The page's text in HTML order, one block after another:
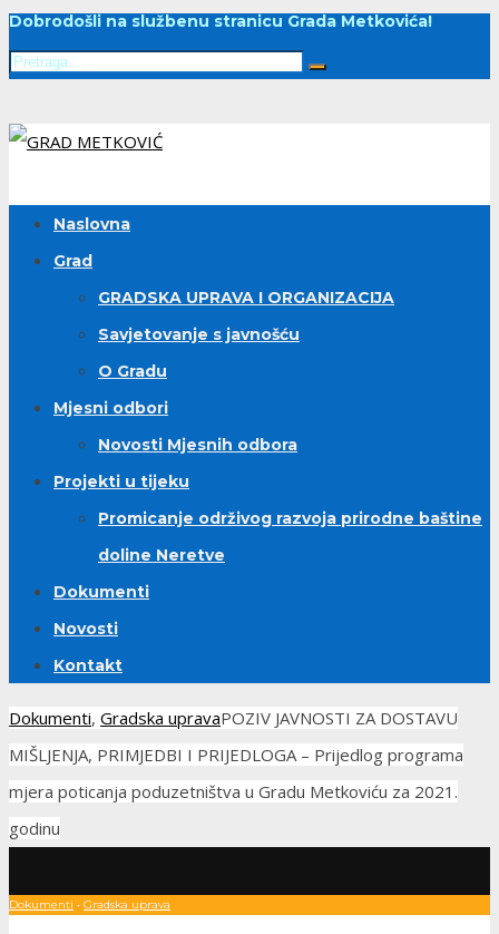
Dobrodošli na službenu stranicu Grada Metkovića!
Naslovna
Grad
GRADSKA UPRAVA I ORGANIZACIJA
Savjetovanje s javnošću
O Gradu
Mjesni odbori
Novosti Mjesnih odbora
Projekti u tijeku
Promicanje održivog razvoja prirodne baštine
doline Neretve
Dokumenti
Novosti
Kontakt
Dokumenti, Gradska upravaPOZIV JAVNOSTI ZA DOSTAVU
MIŠLJENJA, PRIMJEDBI I PRIJEDLOGA – Prijedlog programa
mjera poticanja poduzetništva u Gradu Metkoviću za 2021.
godinu
Dokumenti • Gradska uprava